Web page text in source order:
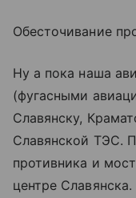
Обесточивание
Ну а пока наша
(фугасными
Славянску,
Славянской ТЭС.
противника и
центре Славянска.